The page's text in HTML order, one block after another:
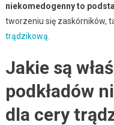
niekomedogenny to
tworzeniu się zaskórników,
trądzikową
Jakie są
podkładów
dla cery